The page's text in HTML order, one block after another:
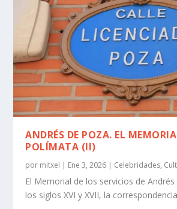
ANDRÉS DE POZA. EL
POLÍMATA (II)
por mitxel | Ene 3, 2026 | Celebridades,
El Memorial de los servicios de
los siglos XVI y XVII, la